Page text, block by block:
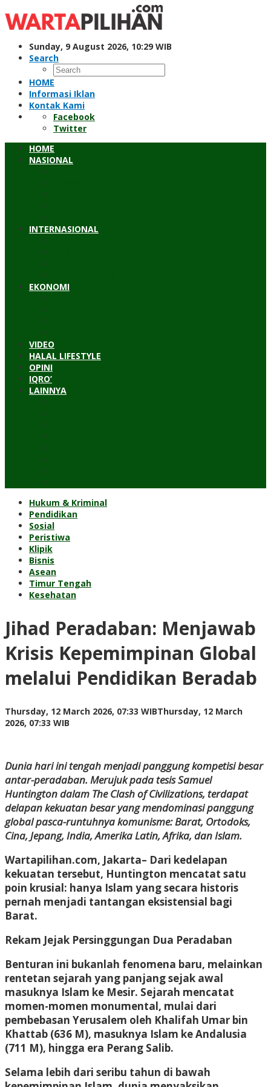
to
content
Sunday, 9 August 2026, 10:29 WIB
Search
HOME
Informasi Iklan
Kontak Kami
Facebook
Twitter
HOME
NASIONAL
INTERNASIONAL
EKONOMI
VIDEO
HALAL LIFESTYLE
OPINI
IQRO’
LAINNYA
Hukum & Kriminal
Pendidikan
Sosial
Peristiwa
Klipik
Bisnis
Asean
Timur Tengah
Kesehatan
Jihad Peradaban: Menjawab
Krisis Kepemimpinan Global
melalui Pendidikan Beradab
Thursday, 12 March 2026, 07:33 WIBThursday, 12 March
2026, 07:33 WIB
Dunia hari ini tengah menjadi panggung kompetisi besar
antar-peradaban. Merujuk pada tesis Samuel
Huntington dalam The Clash of Civilizations, terdapat
delapan kekuatan besar yang mendominasi panggung
global pasca-runtuhnya komunisme: Barat, Ortodoks,
Cina, Jepang, India, Amerika Latin, Afrika, dan Islam.
Wartapilihan.com, Jakarta– Dari kedelapan
kekuatan tersebut, Huntington mencatat satu
poin krusial: hanya Islam yang secara historis
pernah menjadi tantangan eksistensial bagi
Barat.
Rekam Jejak Persinggungan Dua Peradaban
Benturan ini bukanlah fenomena baru, melainkan
rentetan sejarah yang panjang sejak awal
masuknya Islam ke Mesir. Sejarah mencatat
momen-momen monumental, mulai dari
pembebasan Yerusalem oleh Khalifah Umar bin
Khattab (636 M), masuknya Islam ke Andalusia
(711 M), hingga era Perang Salib.
Selama lebih dari seribu tahun di bawah